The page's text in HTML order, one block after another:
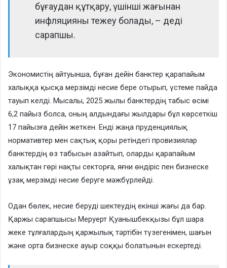
бұғаудан құтқару, үшінші жағынан
инфляцияны тежеу болады, – деді
сарапшы.
Экономистің айтуынша, бұған дейін банктер қарапайым
халыққа қысқа мерзімді несие бере отырып, үстеме пайда
тауып келді. Мысалы, 2025 жылы банктердің табыс өсімі
6,2 пайыз болса, оның алдындағы жылдары бұл көрсеткіш
17 пайызға дейін жеткен. Енді жаңа пруденциялық
нормативтер мен сақтық қоры ретіндегі провизиялар
банктердің өз табысын азайтып, оларды қарапайым
халықтан гөрі нақты секторға, яғни өндіріс пен бизнеске
ұзақ мерзімді несие беруге мәжбүрлейді.
Одан бөлек, несие беруді шектеудің екінші жағы да бар.
Қаржы сарапшысы Меруерт Қуанышбекқызы бұл шара
жеке тұлғалардың қаржылық тәртібін түзегенімен, шағын
және орта бизнеске ауыр соққы болатынын ескертеді.